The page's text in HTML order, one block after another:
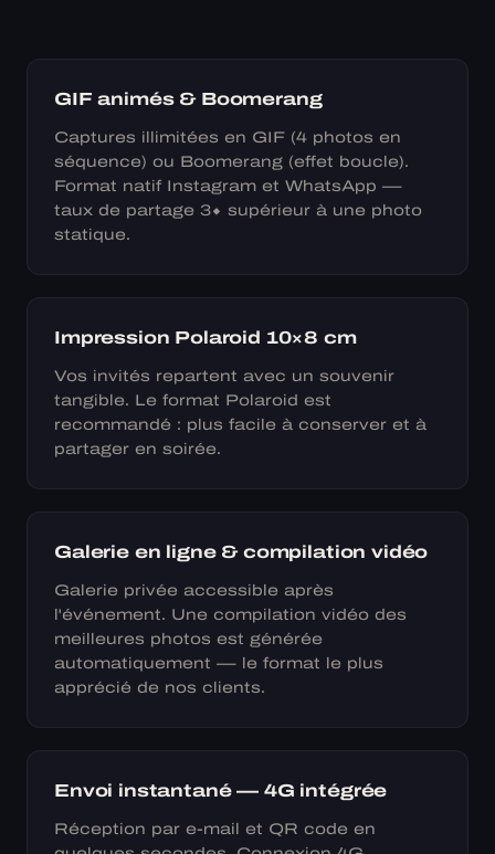
GIF animés & Boomerang
Captures illimitées en GIF (4 photos en
séquence) ou Boomerang (effet boucle).
Format natif Instagram et WhatsApp —
taux de partage 3× supérieur à une photo
statique.
Impression Polaroid 10×8 cm
Vos invités repartent avec un souvenir
tangible. Le format Polaroid est
recommandé : plus facile à conserver et à
partager en soirée.
Galerie en ligne & compilation vidéo
Galerie privée accessible après
l'événement. Une compilation vidéo des
meilleures photos est générée
automatiquement — le format le plus
apprécié de nos clients.
Envoi instantané — 4G intégrée
Réception par e-mail et QR code en